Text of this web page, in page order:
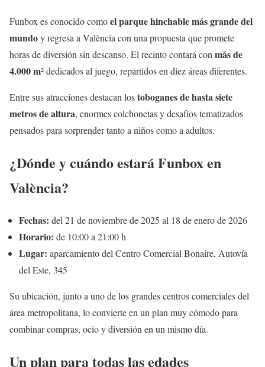
Funbox es conocido comoel parque hinchable más grande del
mundoy regresa a València con una propuesta que promete
horas de diversión sin descanso. El recinto contará conmás de
4.000 m²dedicados al juego, repartidos en diez áreas diferentes.
Entre sus atracciones destacan lostoboganes de hasta siete
metros de altura, enormes colchonetas y desafíos tematizados
pensados para sorprender tanto a niños como a adultos.
¿Dónde y cuándo estará Funbox en
València?
Fechas: del 21 de noviembre de 2025 al 18 de enero de 2026
Horario: de 10:00 a 21:00 h
Lugar: aparcamiento del Centro Comercial Bonaire, Autovía
del Este, 345
Su ubicación, junto a uno de los grandes centros comerciales del
área metropolitana, lo convierte en un plan muy cómodo para
combinar compras, ocio y diversión en un mismo día.
Un plan para todas las edades